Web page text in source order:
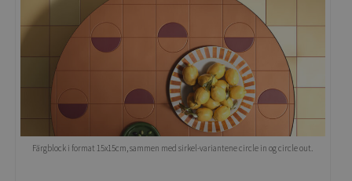
Färgblock i format 15x15cm, sammen med sirkel-variantene circle in og circle out.